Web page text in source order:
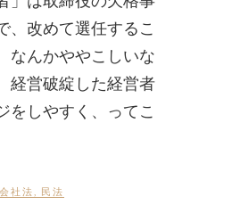
、改めて選任するこ
なんかややこしいな
経営破綻した経営者
をしやすく、ってこ
社法 民法